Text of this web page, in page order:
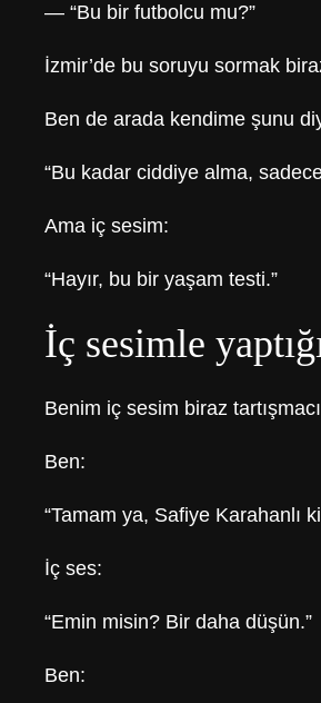
— “Bu bir futbolcu mu?”
İzmir’de bu soruyu sormak
Ben de arada kendime şunu
“Bu kadar ciddiye alma,
Ama iç sesim:
“Hayır, bu bir yaşam testi.”
İç sesimle
Benim iç sesim biraz
Ben:
“Tamam ya, Safiye Karahanlı
İç ses:
“Emin misin? Bir daha düşün.”
Ben: